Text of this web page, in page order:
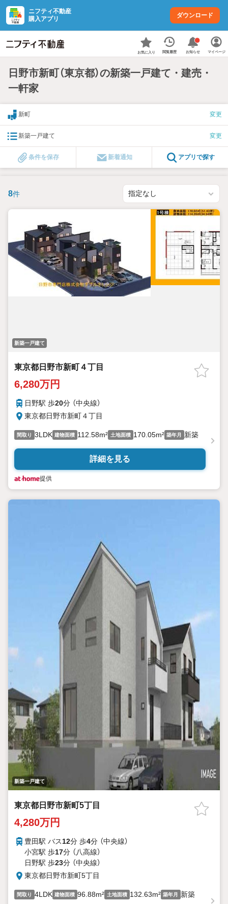
ニフティ不動産
購入アプリ
ダウンロード
お気に入り 閲覧履歴 お知らせ マイページ
日野市新町（東京都）の新築一戸建て・建売・
一軒家
新町 変更
新築一戸建て 変更
条件を保存 新着通知 アプリで探す
8件
新築一戸建て
東京都日野市新町４丁目
6,280万円
日野駅 歩20分 （中央線）
東京都日野市新町４丁目
間取り 3LDK 建物面積 112.58m² 土地面積 170.05m² 築年月 新築
詳細を見る
提供
新築一戸建て
東京都日野市新町5丁目
4,280万円
豊田駅 バス12分 歩4分 （中央線）
小宮駅 歩17分 （八高線）
日野駅 歩23分 （中央線）
東京都日野市新町5丁目
間取り 4LDK 建物面積 96.88m² 土地面積 132.63m² 築年月 新築